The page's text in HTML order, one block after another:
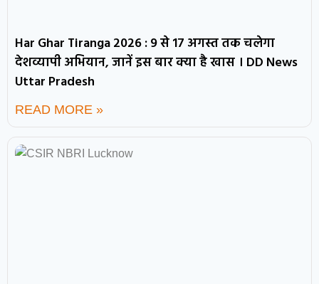
Har Ghar Tiranga 2026 : 9 से 17 अगस्त तक चलेगा
देशव्यापी अभियान, जानें इस बार क्या है खास । DD News
Uttar Pradesh
READ MORE »